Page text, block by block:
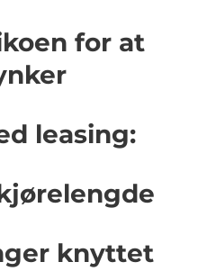
for at
leasing:
knyttet